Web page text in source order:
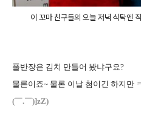
이 꼬마 친구들의 오늘 저녁 식탁엔
풀반장은 김치 만들어 봤냐구요?
물론이죠~ 물론 이날 첨이긴 하지만
(￣.￣)]zZ)